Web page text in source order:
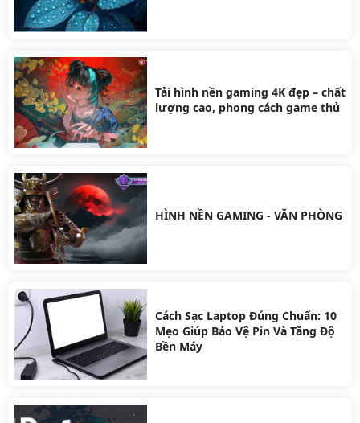
Tải hình nền gaming 4K đẹp – chất
lượng cao, phong cách game thủ
HÌNH NỀN GAMING - VĂN PHÒNG
Cách Sạc Laptop Đúng Chuẩn: 10
Mẹo Giúp Bảo Vệ Pin Và Tăng Độ
Bền Máy